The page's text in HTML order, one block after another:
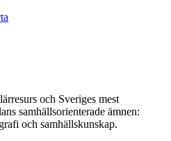
och Sveriges mest
samhällsorienterade ämnen:
och samhällskunskap.